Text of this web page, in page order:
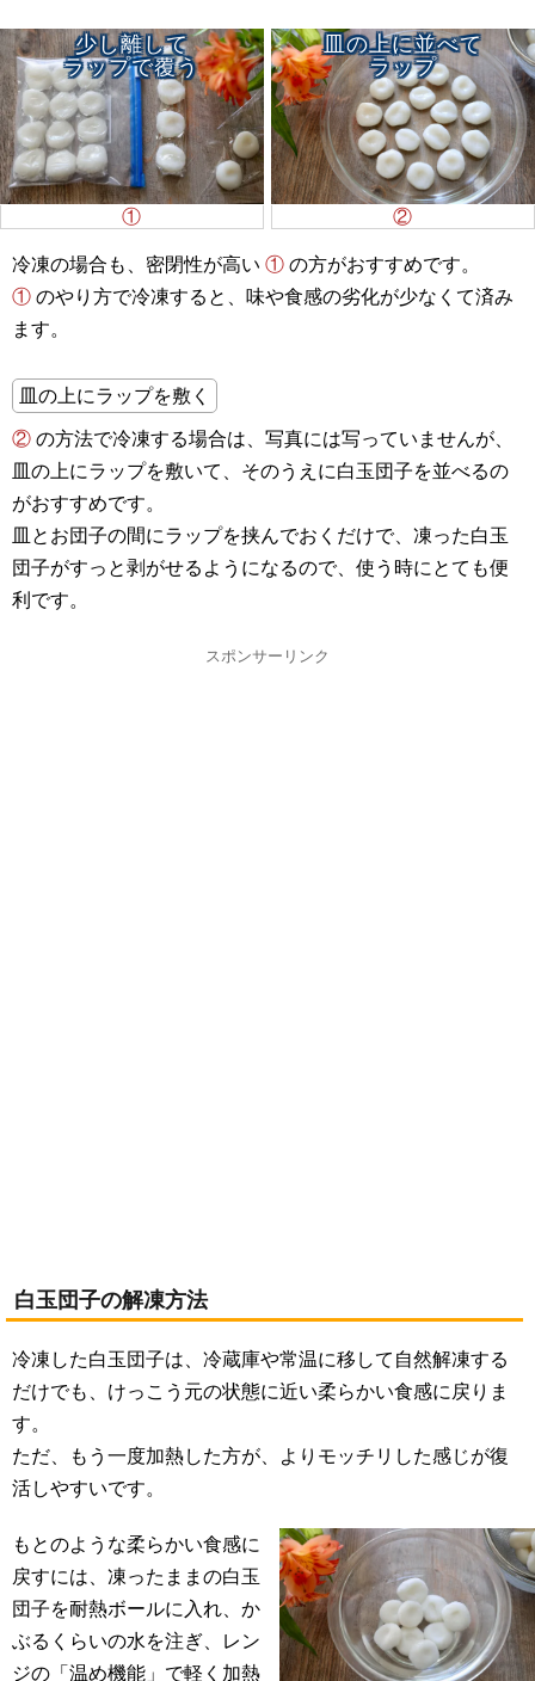
少し離して
ラップで覆う
①
皿の上に並べて
ラップ
②
冷凍の場合も、密閉性が高い ① の方がおすすめです。
① のやり方で冷凍すると、味や食感の劣化が少なくて済み
ます。
皿の上にラップを敷く
② の方法で冷凍する場合は、写真には写っていませんが、
皿の上にラップを敷いて、そのうえに白玉団子を並べるの
がおすすめです。
皿とお団子の間にラップを挟んでおくだけで、凍った白玉
団子がすっと剥がせるようになるので、使う時にとても便
利です。
スポンサーリンク
白玉団子の解凍方法
冷凍した白玉団子は、冷蔵庫や常温に移して自然解凍する
だけでも、けっこう元の状態に近い柔らかい食感に戻りま
す。
ただ、もう一度加熱した方が、よりモッチリした感じが復
活しやすいです。
もとのような柔らかい食感に
戻すには、凍ったままの白玉
団子を耐熱ボールに入れ、か
ぶるくらいの水を注ぎ、レン
ジの「温め機能」で軽く加熱